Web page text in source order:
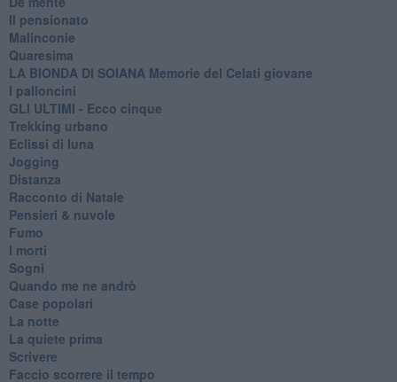
Il pensionato
Malinconie
Quaresima
LA BIONDA DI SOIANA Memorie del Celati giovane
I palloncini
GLI ULTIMI - Ecco cinque
Trekking urbano
Eclissi di luna
Jogging
Distanza
Racconto di Natale
Pensieri & nuvole
Fumo
I morti
Sogni
Quando me ne andrò
Case popolari
La notte
La quiete prima
Scrivere
Faccio scorrere il tempo